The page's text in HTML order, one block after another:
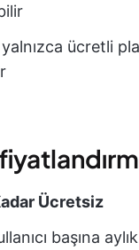
ücretli
Ücretsiz
başına